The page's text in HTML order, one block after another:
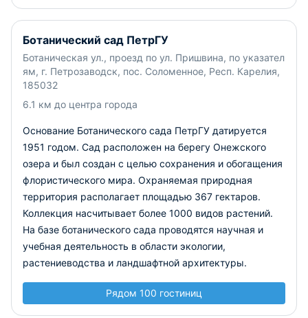
Ботанический сад ПетрГУ
Ботаническая ул., проезд по ул. Пришвина, по указател
ям, г. Петрозаводск, пос. Соломенное, Респ. Карелия,
185032
6.1 км до центра города
Основание Ботанического сада ПетрГУ датируется
1951 годом. Сад расположен на берегу Онежского
озера и был создан с целью сохранения и обогащения
флористического мира. Охраняемая природная
территория располагает площадью 367 гектаров.
Коллекция насчитывает более 1000 видов растений.
На базе ботанического сада проводятся научная и
учебная деятельность в области экологии,
растениеводства и ландшафтной архитектуры.
Рядом 100 гостиниц